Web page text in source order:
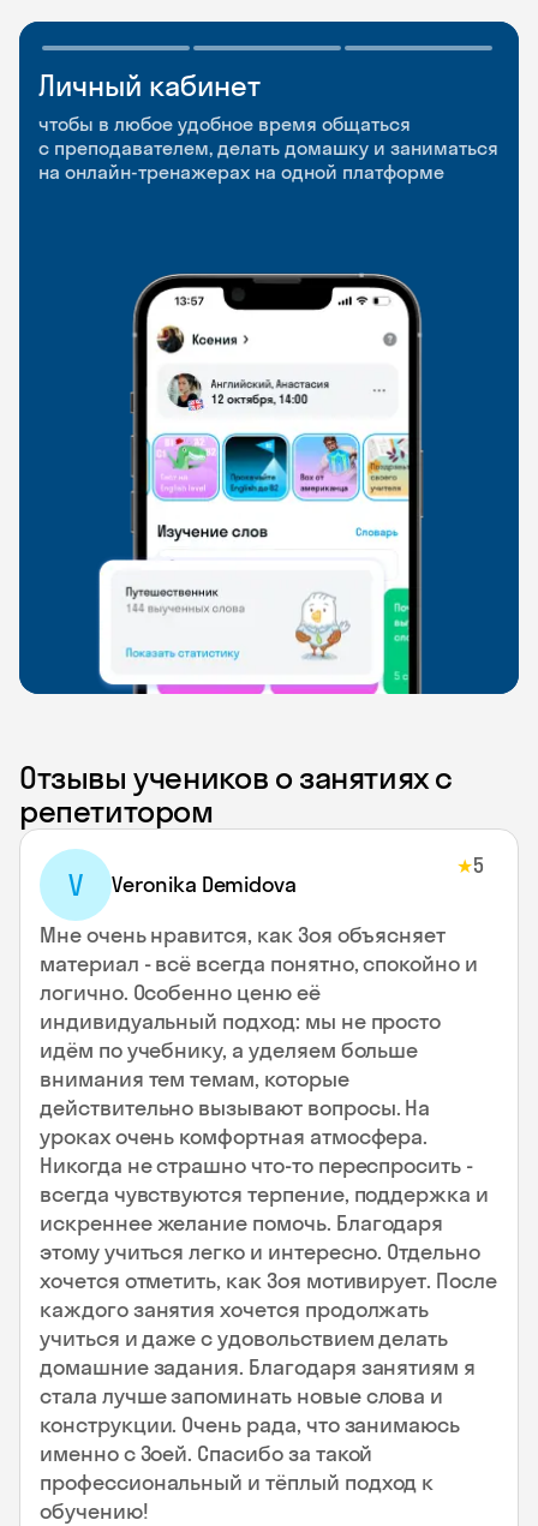
Личный кабинет
чтобы в любое удобное время общаться
с преподавателем, делать домашку и заниматься
на онлайн-тренажерах на одной платформе
Мобильное
приложение
чтобы заниматься и изучать новые слова где
и когда удобно
Разговорные клубы
и Talks
Групповые занятия для разговорной практики
и индивидуальные встречи с преподавателями
Отзывы учеников о занятиях с
репетитором
V Veronika Demidova
★5
Мне очень нравится, как Зоя объясняет
материал - всё всегда понятно, спокойно и
логично. Особенно ценю её
индивидуальный подход: мы не просто
идём по учебнику, а уделяем больше
внимания тем темам, которые
действительно вызывают вопросы. На
уроках очень комфортная атмосфера.
Никогда не страшно что-то переспросить -
всегда чувствуются терпение, поддержка и
искреннее желание помочь. Благодаря
этому учиться легко и интересно. Отдельно
хочется отметить, как Зоя мотивирует. После
каждого занятия хочется продолжать
учиться и даже с удовольствием делать
домашние задания. Благодаря занятиям я
стала лучше запоминать новые слова и
конструкции. Очень рада, что занимаюсь
именно с Зоей. Спасибо за такой
профессиональный и тёплый подход к
обучению!